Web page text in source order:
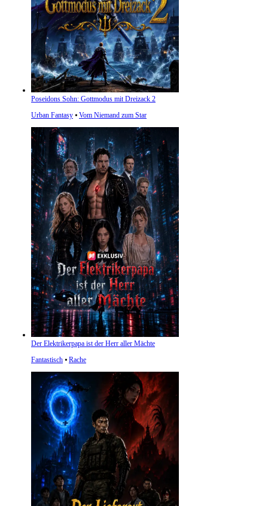
Poseidons Sohn: Gottmodus mit Dreizack 2
Urban Fantasy ⦁ Vom Niemand zum Star
Der Elektrikerpapa ist der Herr aller Mächte
Fantastisch ⦁ Rache